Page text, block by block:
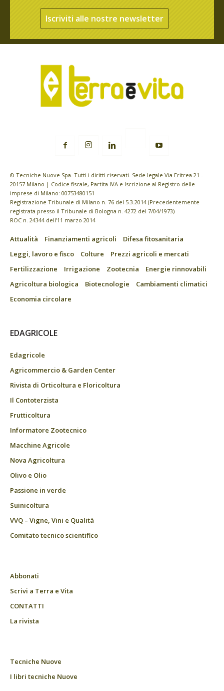
Iscriviti alle nostre newsletter
© Tecniche Nuove Spa. Tutti i diritti riservati. Sede legale Via Eritrea 21 -
20157 Milano | Codice fiscale, Partita IVA e Iscrizione al Registro delle
imprese di Milano: 00753480151
Registrazione Tribunale di Milano n. 76 del 5.3.2014 (Precedentemente
registrata presso il Tribunale di Bologna n. 4272 del 7/04/1973)
ROC n. 24344 dell’11 marzo 2014
Attualità Finanziamenti agricoli
Difesa fitosanitaria
Leggi, lavoro e fisco
Colture
Prezzi agricoli e mercati
Fertilizzazione
Irrigazione Zootecnia
Energie rinnovabili
Agricoltura biologica
Biotecnologie
Cambiamenti climatici
Economia circolare
EDAGRICOLE
Edagricole
Agricommercio & Garden Center
Rivista di Orticoltura e Floricoltura
Il Contoterzista
Frutticoltura
Informatore Zootecnico
Macchine Agricole
Nova Agricoltura
Olivo e Olio
Passione in verde
Suinicoltura
VVQ – Vigne, Vini e Qualità
Comitato tecnico scientifico
Abbonati
Scrivi a Terra e Vita
CONTATTI
La rivista
Tecniche Nuove
I libri tecniche Nuove